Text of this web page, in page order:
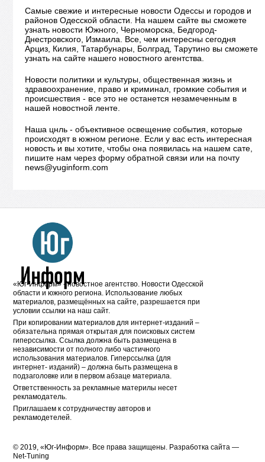
Самые свежие и интересные новости Одессы и городов и
районов Одесской области. На нашем сайте вы сможете
узнать новости Южного, Черноморска, Бедгород-
Днестровского, Измаила. Все, чем интересны сегодня
Арциз, Килия, Татарбунары, Болград, Тарутино вы сможете
узнать на сайте нашего новостного агентства.
Новости политики и культуры, общественная жизнь и
здравоохранение, право и криминал, громкие события и
происшествия - все это не останется незамеченным в
нашей новостной ленте.
Наша цнль - объективное освещение события, которые
происходят в южном регионе. Если у вас есть интересная
новость и вы хотите, чтобы она появилась на нашем сате,
пишите нам через форму обратной связи или на почту
news@yuginform.com
«Юг-Информ» - новостное агентство. Новости Одесской
области и южного региона. Использование любых
материалов, размещённых на сайте, разрешается при
условии ссылки на наш сайт.
При копировании материалов для интернет-изданий –
обязательна прямая открытая для поисковых систем
гиперссылка. Ссылка должна быть размещена в
независимости от полного либо частичного
использования материалов. Гиперссылка (для
интернет- изданий) – должна быть размещена в
подзаголовке или в первом абзаце материала.
Ответственность за рекламные материлы несет
рекламодатель.
Приглашаем к сотрудничеству авторов и
рекламодетелей.
© 2019, «Юг-Информ». Все права защищены. Разработка cайта —
Net-Tuning